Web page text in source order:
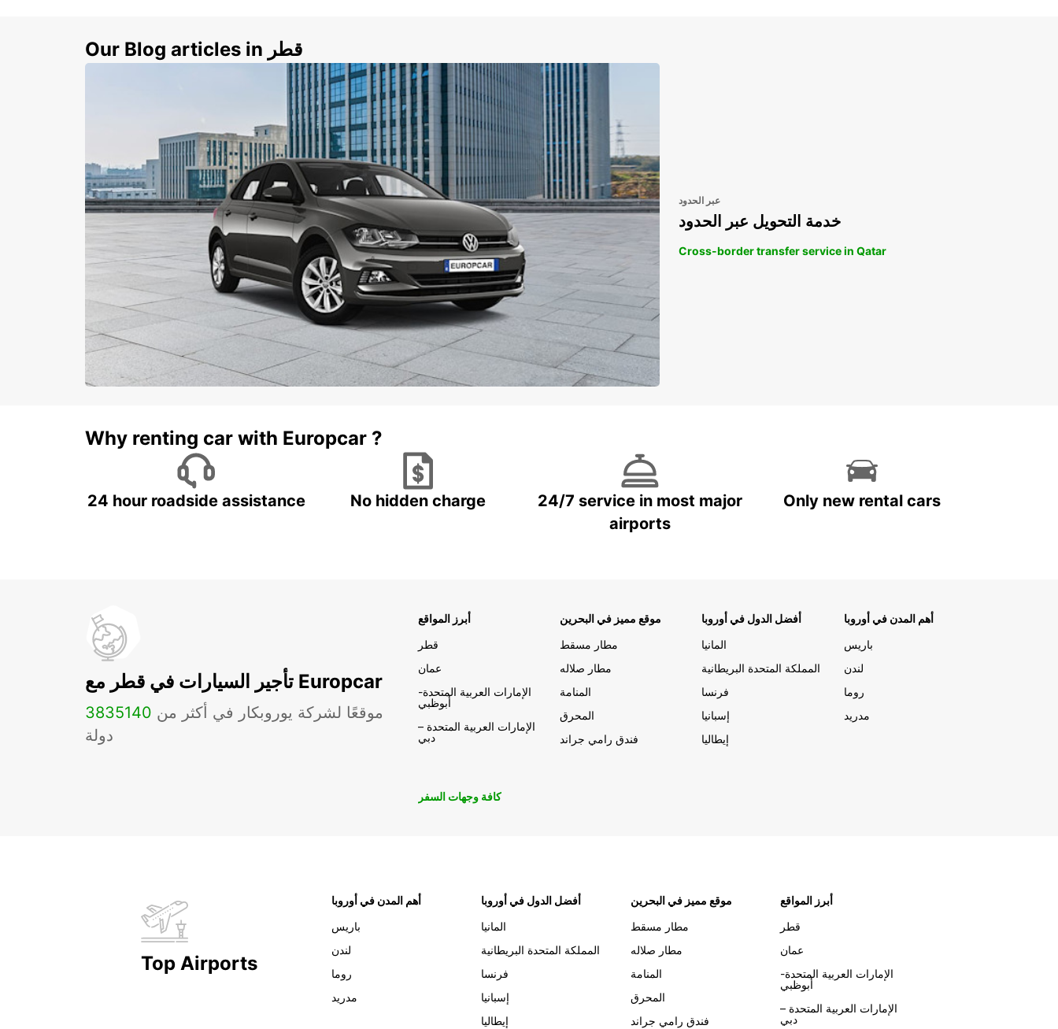
Our Blog articles in قطر
عبر الحدود
خدمة التحويل عبر الحدود
Cross-border transfer service in Qatar
Why renting car with Europcar ?
24 hour roadside assistance No hidden charge
24/7 service in most major
airports
Only new rental cars
تأجير السيارات في قطر مع Europcar
3835 موقعًا لشركة يوروبكار في أكثر من 140
دولة
أبرز المواقع
قطر
عمان
الإمارات العربية المتحدة-
أبوظبي
الإمارات العربية المتحدة –
دبي
موقع مميز في البحرين
مطار مسقط
مطار صلاله
المنامة
المحرق
فندق رامي جراند
أفضل الدول في أوروبا
المانيا
المملكة المتحدة البريطانية
فرنسا
إسبانيا
إيطاليا
أهم المدن في أوروبا
باريس
لندن
روما
مدريد
كافة وجهات السفر
Top Airports
أهم المدن في أوروبا
باريس
لندن
روما
مدريد
أفضل الدول في أوروبا
المانيا
المملكة المتحدة البريطانية
فرنسا
إسبانيا
إيطاليا
موقع مميز في البحرين
مطار مسقط
مطار صلاله
المنامة
المحرق
فندق رامي جراند
أبرز المواقع
قطر
عمان
الإمارات العربية المتحدة-
أبوظبي
الإمارات العربية المتحدة –
دبي